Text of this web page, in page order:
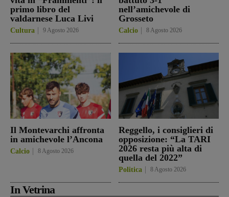
primo libro del
valdarnese Luca Livi
Cultura 9 Agosto 2026
nell’amichevole di
Grosseto
Calcio 8 Agosto 2026
Il Montevarchi affronta
in amichevole l’Ancona
Calcio 8 Agosto 2026
Reggello, i consiglieri di
opposizione: “La TARI
2026 resta più alta di
quella del 2022”
Politica 8 Agosto 2026
In Vetrina